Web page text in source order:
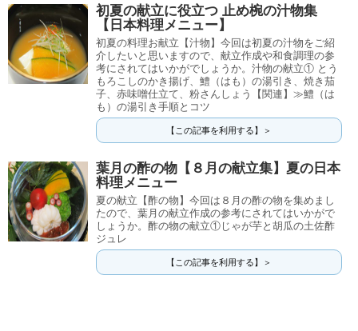
初夏の献立に役立つ 止め椀の汁物集
【日本料理メニュー】
初夏の料理お献立【汁物】今回は初夏の汁物をご紹
介したいと思いますので、献立作成や和食調理の参
考にされてはいかがでしょうか。汁物の献立① とう
もろこしのかき揚げ、鱧（はも）の湯引き、焼き茄
子、赤味噌仕立て、粉さんしょう【関連】≫鱧（は
も）の湯引き手順とコツ
【この記事を利用する】＞
葉月の酢の物【８月の献立集】夏の日本
料理メニュー
夏の献立【酢の物】今回は８月の酢の物を集めまし
たので、葉月の献立作成の参考にされてはいかがで
しょうか。酢の物の献立①じゃが芋と胡瓜の土佐酢
ジュレ
【この記事を利用する】＞